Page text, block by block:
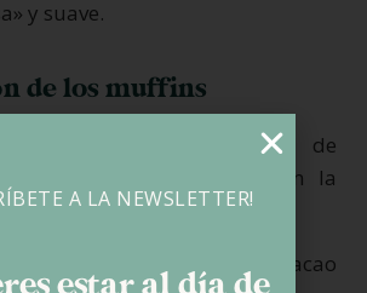
y suave.
de los muffins
ponemos la crema de
una
con la
y decoramos los muffins.
echamos un poquito de cacao
A LA NEWSLETTER!